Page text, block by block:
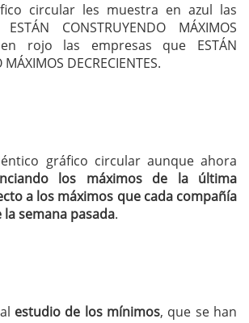
circular les muestra en azul las
CONSTRUYENDO MÁXIMOS
en rojo las empresas que ESTÁN
DECRECIENTES.
gráfico circular aunque ahora
los máximos de la última
a los máximos que cada compañía
semana pasada.
estudio de los mínimos, que se han